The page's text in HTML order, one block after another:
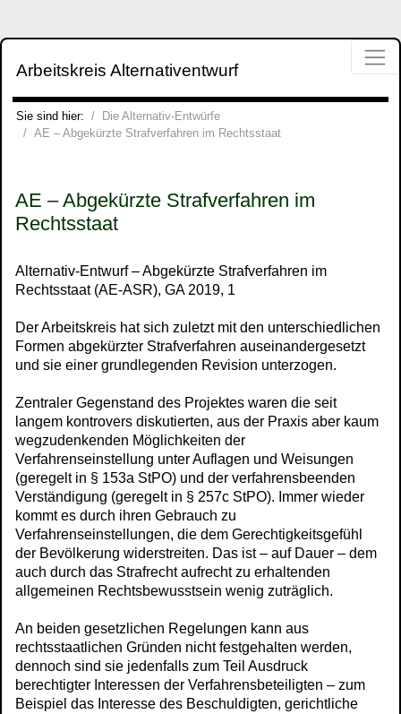
Direkt zur Hauptnavigation springen
Direkt zum Inhalt springen
Jump to sub navigation
Arbeitskreis Alternativentwurf
Sie sind hier: Die Alternativ-Entwürfe
Die Alternativ-Entwürfe
AE – Abgekürzte Strafverfahren im Rechtsstaat
AE – Abgekürzte Strafverfahren im
Rechtsstaat
Alternativ-Entwurf – Abgekürzte Strafverfahren im
Rechtsstaat (AE-ASR), GA 2019, 1
Der Arbeitskreis hat sich zuletzt mit den unterschiedlichen
Formen abgekürzter Strafverfahren auseinandergesetzt
und sie einer grundlegenden Revision unterzogen.
Zentraler Gegenstand des Projektes waren die seit
langem kontrovers diskutierten, aus der Praxis aber kaum
wegzudenkenden Möglichkeiten der
Verfahrenseinstellung unter Auflagen und Weisungen
(geregelt in § 153a StPO) und der verfahrensbeenden
Verständigung (geregelt in § 257c StPO). Immer wieder
kommt es durch ihren Gebrauch zu
Verfahrenseinstellungen, die dem Gerechtigkeitsgefühl
der Bevölkerung widerstreiten. Das ist – auf Dauer – dem
auch durch das Strafrecht aufrecht zu erhaltenden
allgemeinen Rechtsbewusstsein wenig zuträglich.
An beiden gesetzlichen Regelungen kann aus
rechtsstaatlichen Gründen nicht festgehalten werden,
dennoch sind sie jedenfalls zum Teil Ausdruck
berechtigter Interessen der Verfahrensbeteiligten – zum
Beispiel das Interesse des Beschuldigten, gerichtliche